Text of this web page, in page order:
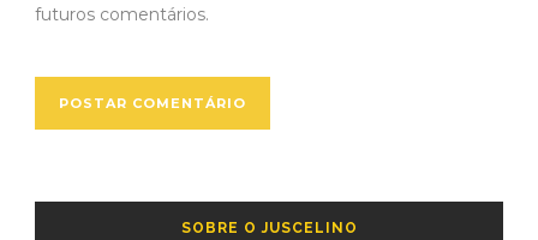
futuros comentários.
SOBRE O JUSCELINO